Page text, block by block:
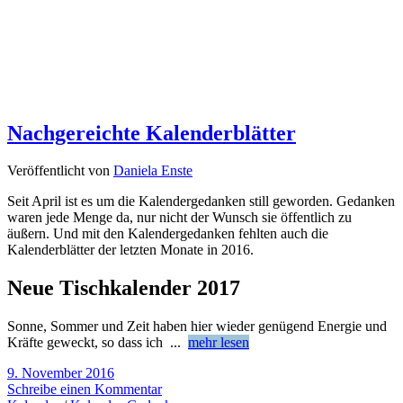
Nachgereichte Kalenderblätter
Veröffentlicht von Daniela Enste
Seit April ist es um die Kalendergedanken still geworden. Gedanken
waren jede Menge da, nur nicht der Wunsch sie öffentlich zu
äußern. Und mit den Kalendergedanken fehlten auch die
Kalenderblätter der letzten Monate in 2016.
Neue Tischkalender 2017
Sonne, Sommer und Zeit haben hier wieder genügend Energie und
Kräfte geweckt, so dass ich ... mehr lesen
9. November 2016
Schreibe einen Kommentar